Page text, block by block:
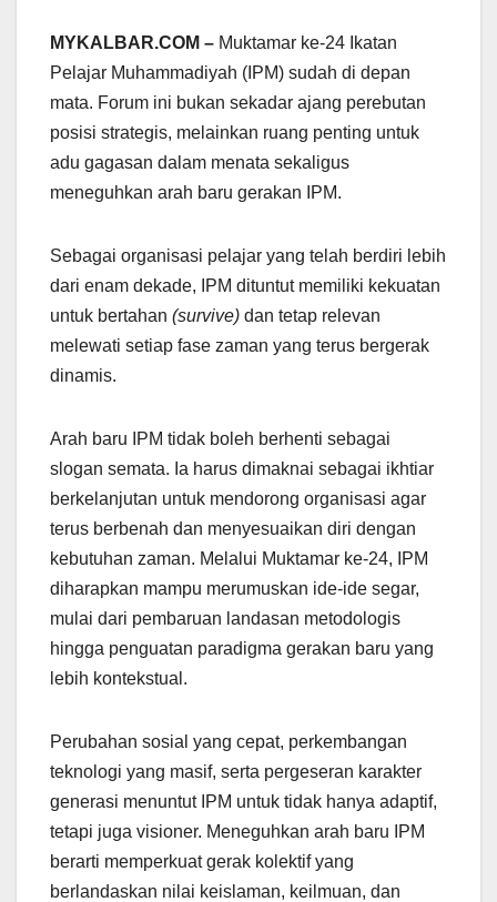
MYKALBAR.COM – Muktamar ke-24 Ikatan
Pelajar Muhammadiyah (IPM) sudah di depan
mata. Forum ini bukan sekadar ajang perebutan
posisi strategis, melainkan ruang penting untuk
adu gagasan dalam menata sekaligus
meneguhkan arah baru gerakan IPM.
Sebagai organisasi pelajar yang telah berdiri lebih
dari enam dekade, IPM dituntut memiliki kekuatan
untuk bertahan (survive) dan tetap relevan
melewati setiap fase zaman yang terus bergerak
dinamis.
Arah baru IPM tidak boleh berhenti sebagai
slogan semata. Ia harus dimaknai sebagai ikhtiar
berkelanjutan untuk mendorong organisasi agar
terus berbenah dan menyesuaikan diri dengan
kebutuhan zaman. Melalui Muktamar ke-24, IPM
diharapkan mampu merumuskan ide-ide segar,
mulai dari pembaruan landasan metodologis
hingga penguatan paradigma gerakan baru yang
lebih kontekstual.
Perubahan sosial yang cepat, perkembangan
teknologi yang masif, serta pergeseran karakter
generasi menuntut IPM untuk tidak hanya adaptif,
tetapi juga visioner. Meneguhkan arah baru IPM
berarti memperkuat gerak kolektif yang
berlandaskan nilai keislaman, keilmuan, dan